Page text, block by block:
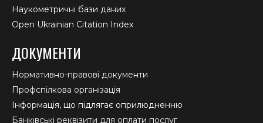
Наукометричні бази даних
Open Ukrainian Citation Index
ДОКУМЕНТИ
Нормативно-правові документи
Профспілкова організація
Інформація, що підлягає оприлюдненню
Банківські реквізити для оплати послуг